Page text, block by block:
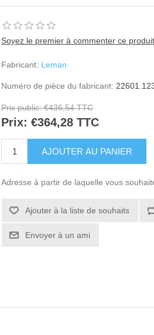
Soyez le premier à commenter ce produit
Fabricant: Leman
Numéro de pièce du fabricant:
Prix public: €436,54 TTC
Prix: €364,28 TTC
Adresse à partir de laquelle vous